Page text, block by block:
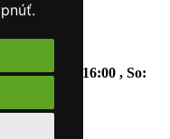
Pia: 09:00 - 16:00 , So: